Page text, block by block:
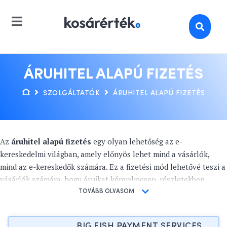
ÁRUHITEL ALAPÚ FIZETÉS
SZOLGÁLTATÓK ÁRUHITEL ALAPÚ FIZETÉS
Az áruhitel alapú fizetés egy olyan lehetőség az e-
kereskedelmi világban, amely előnyös lehet mind a vásárlók,
mind az e-kereskedők számára. Ez a fizetési mód lehetővé teszi a
vásárlók számára, hogy áruikat kényelmesen, részletekben
fizessék ki, és ezáltal könnyebben hozzáférjenek olyan
termékekhez és szolgáltatásokhoz, amelyekre egyébként nem
lennének képesek. Azáruhitel rendszeregy olyan
TOVÁBB OLVASOM